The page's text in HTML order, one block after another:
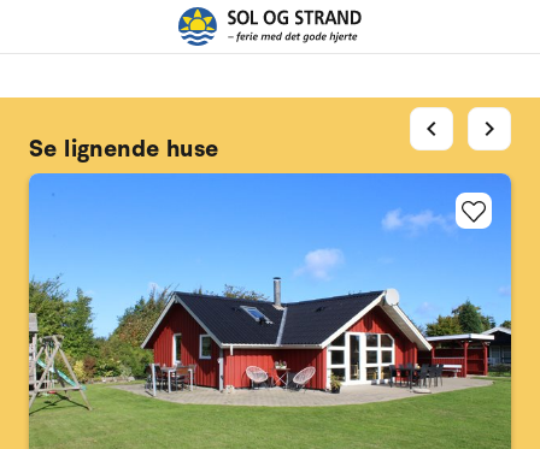
Se lignende huse
chevron_left chevron_right